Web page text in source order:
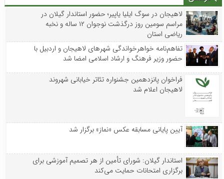
لاهیجان در سوگ ایلیا یاپیر؛ حضور استاندار گیلان در
مراسم سومین روز درگذشت نوجوان ۱۲ ساله و نخبه
ریاضی استان
تفاهم‌نامه خواهرخواندگی شهرهای لاهیجان و اردبیل با
حضور وزیر فرهنگ و ارشاد اسلامی امضا شد
فراخوان پانزدهمین جشنواره تئاتر خیابانی شهروند
لاهیجان اعلام شد
آیین پایانی مسابقه عکس «نماز» برگزار شد
استاندار گیلان: شورای تأمین از هر تصمیم آموزشی برای
برگزاری امتحانات حمایت می‌کند